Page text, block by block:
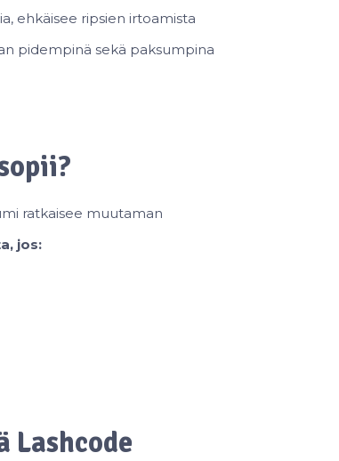
ehkäisee ripsien irtoamista
pidempinä sekä paksumpina
ratkaisee muutaman
jos:
Lashcode